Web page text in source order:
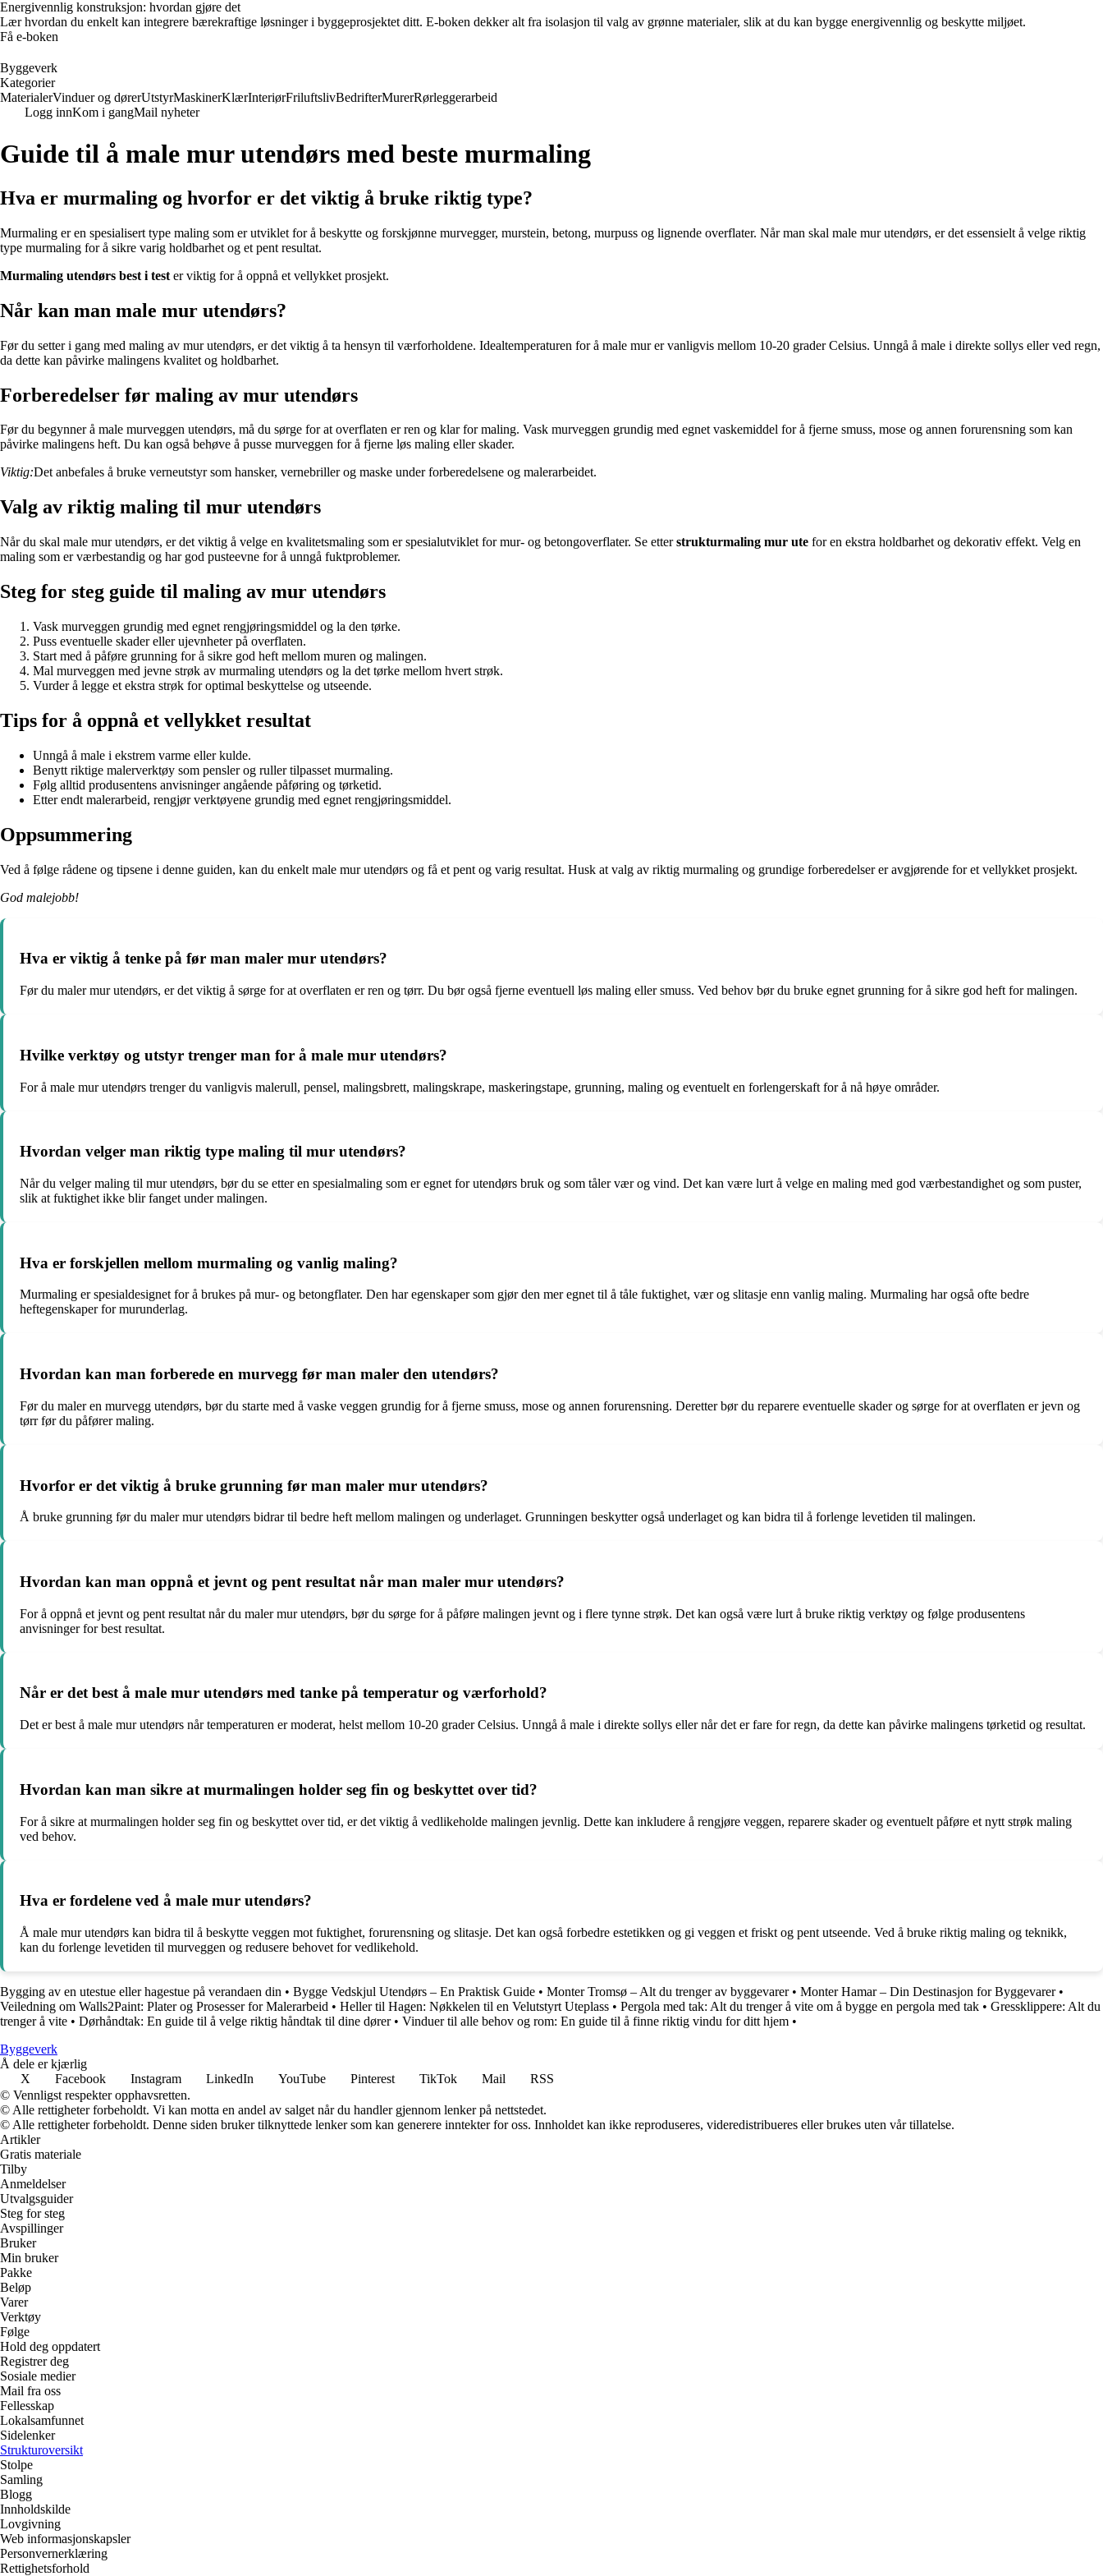
Energivennlig konstruksjon: hvordan gjøre det
Lær hvordan du enkelt kan integrere bærekraftige løsninger i byggeprosjektet ditt. E-boken dekker alt fra isolasjon til valg av grønne materialer, slik at du kan bygge energivennlig og beskytte miljøet.
Få e-boken
Byggeverk
Kategorier
MaterialerVinduer og dørerUtstyrMaskinerKlærInteriørFriluftslivBedrifterMurerRørleggerarbeid
Logg innKom i gangMail nyheter
Guide til å male mur utendørs med beste murmaling
Hva er murmaling og hvorfor er det viktig å bruke riktig type?
Murmaling er en spesialisert type maling som er utviklet for å beskytte og forskjønne murvegger, murstein, betong, murpuss og lignende overflater. Når man skal male mur utendørs, er det essensielt å velge riktig
type murmaling for å sikre varig holdbarhet og et pent resultat.
Murmaling utendørs best i test er viktig for å oppnå et vellykket prosjekt.
Når kan man male mur utendørs?
Før du setter i gang med maling av mur utendørs, er det viktig å ta hensyn til værforholdene. Idealtemperaturen for å male mur er vanligvis mellom 10-20 grader Celsius. Unngå å male i direkte sollys eller ved regn,
da dette kan påvirke malingens kvalitet og holdbarhet.
Forberedelser før maling av mur utendørs
Før du begynner å male murveggen utendørs, må du sørge for at overflaten er ren og klar for maling. Vask murveggen grundig med egnet vaskemiddel for å fjerne smuss, mose og annen forurensning som kan
påvirke malingens heft. Du kan også behøve å pusse murveggen for å fjerne løs maling eller skader.
Viktig:Det anbefales å bruke verneutstyr som hansker, vernebriller og maske under forberedelsene og malerarbeidet.
Valg av riktig maling til mur utendørs
Når du skal male mur utendørs, er det viktig å velge en kvalitetsmaling som er spesialutviklet for mur- og betongoverflater. Se etterstrukturmaling mur ute for en ekstra holdbarhet og dekorativ effekt. Velg en
maling som er værbestandig og har god pusteevne for å unngå fuktproblemer.
Steg for steg guide til maling av mur utendørs
Vask murveggen grundig med egnet rengjøringsmiddel og la den tørke.
Puss eventuelle skader eller ujevnheter på overflaten.
Start med å påføre grunning for å sikre god heft mellom muren og malingen.
Mal murveggen med jevne strøk av murmaling utendørs og la det tørke mellom hvert strøk.
Vurder å legge et ekstra strøk for optimal beskyttelse og utseende.
Tips for å oppnå et vellykket resultat
Unngå å male i ekstrem varme eller kulde.
Benytt riktige malerverktøy som pensler og ruller tilpasset murmaling.
Følg alltid produsentens anvisninger angående påføring og tørketid.
Etter endt malerarbeid, rengjør verktøyene grundig med egnet rengjøringsmiddel.
Oppsummering
Ved å følge rådene og tipsene i denne guiden, kan du enkelt male mur utendørs og få et pent og varig resultat. Husk at valg av riktig murmaling og grundige forberedelser er avgjørende for et vellykket prosjekt.
God malejobb!
Hva er viktig å tenke på før man maler mur utendørs?
Før du maler mur utendørs, er det viktig å sørge for at overflaten er ren og tørr. Du bør også fjerne eventuell løs maling eller smuss. Ved behov bør du bruke egnet grunning for å sikre god heft for malingen.
Hvilke verktøy og utstyr trenger man for å male mur utendørs?
For å male mur utendørs trenger du vanligvis malerull, pensel, malingsbrett, malingskrape, maskeringstape, grunning, maling og eventuelt en forlengerskaft for å nå høye områder.
Hvordan velger man riktig type maling til mur utendørs?
Når du velger maling til mur utendørs, bør du se etter en spesialmaling som er egnet for utendørs bruk og som tåler vær og vind. Det kan være lurt å velge en maling med god værbestandighet og som puster,
slik at fuktighet ikke blir fanget under malingen.
Hva er forskjellen mellom murmaling og vanlig maling?
Murmaling er spesialdesignet for å brukes på mur- og betongflater. Den har egenskaper som gjør den mer egnet til å tåle fuktighet, vær og slitasje enn vanlig maling. Murmaling har også ofte bedre
heftegenskaper for murunderlag.
Hvordan kan man forberede en murvegg før man maler den utendørs?
Før du maler en murvegg utendørs, bør du starte med å vaske veggen grundig for å fjerne smuss, mose og annen forurensning. Deretter bør du reparere eventuelle skader og sørge for at overflaten er jevn og
tørr før du påfører maling.
Hvorfor er det viktig å bruke grunning før man maler mur utendørs?
Å bruke grunning før du maler mur utendørs bidrar til bedre heft mellom malingen og underlaget. Grunningen beskytter også underlaget og kan bidra til å forlenge levetiden til malingen.
Hvordan kan man oppnå et jevnt og pent resultat når man maler mur utendørs?
For å oppnå et jevnt og pent resultat når du maler mur utendørs, bør du sørge for å påføre malingen jevnt og i flere tynne strøk. Det kan også være lurt å bruke riktig verktøy og følge produsentens
anvisninger for best resultat.
Når er det best å male mur utendørs med tanke på temperatur og værforhold?
Det er best å male mur utendørs når temperaturen er moderat, helst mellom 10-20 grader Celsius. Unngå å male i direkte sollys eller når det er fare for regn, da dette kan påvirke malingens tørketid og resultat.
Hvordan kan man sikre at murmalingen holder seg fin og beskyttet over tid?
For å sikre at murmalingen holder seg fin og beskyttet over tid, er det viktig å vedlikeholde malingen jevnlig. Dette kan inkludere å rengjøre veggen, reparere skader og eventuelt påføre et nytt strøk maling
ved behov.
Hva er fordelene ved å male mur utendørs?
Å male mur utendørs kan bidra til å beskytte veggen mot fuktighet, forurensning og slitasje. Det kan også forbedre estetikken og gi veggen et friskt og pent utseende. Ved å bruke riktig maling og teknikk,
kan du forlenge levetiden til murveggen og redusere behovet for vedlikehold.
Bygging av en utestue eller hagestue på verandaen din • Bygge Vedskjul Utendørs – En Praktisk Guide • Monter Tromsø – Alt du trenger av byggevarer• Monter Hamar – Din Destinasjon for Byggevarer•
Veiledning om Walls2Paint: Plater og Prosesser for Malerarbeid • Heller til Hagen: Nøkkelen til en Velutstyrt Uteplass • Pergola med tak: Alt du trenger å vite om å bygge en pergola med tak • Gressklippere: Alt du
trenger å vite • Dørhåndtak: En guide til å velge riktig håndtak til dine dører• Vinduer til alle behov og rom: En guide til å finne riktig vindu for ditt hjem •
Byggeverk
Å dele er kjærlig
X
Facebook Instagram LinkedIn YouTube Pinterest TikTok Mail
RSS
© Vennligst respekter opphavsretten.
© Alle rettigheter forbeholdt. Vi kan motta en andel av salget når du handler gjennom lenker på nettstedet.
© Alle rettigheter forbeholdt. Denne siden bruker tilknyttede lenker som kan generere inntekter for oss. Innholdet kan ikke reproduseres, videredistribueres eller brukes uten vår tillatelse.
Artikler
Gratis materiale
Tilby
Anmeldelser
Utvalgsguider
Steg for steg
Avspillinger
Bruker
Min bruker
Pakke
Beløp
Varer
Verktøy
Følge
Hold deg oppdatert
Registrer deg
Sosiale medier
Mail fra oss
Fellesskap
Lokalsamfunnet
Sidelenker
Strukturoversikt
Stolpe
Samling
Blogg
Innholdskilde
Lovgivning
Web informasjonskapsler
Personvernerklæring
Rettighetsforhold